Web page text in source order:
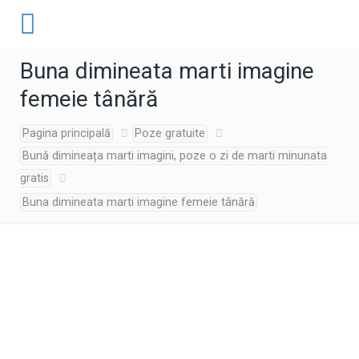
Buna dimineata marti imagine
femeie tânără
Pagina principală
Poze gratuite
Bună dimineața marti imagini, poze o zi de marti minunata
gratis
Buna dimineata marti imagine femeie tânără